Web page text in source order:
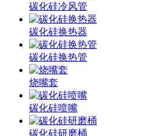
碳化硅冷风管
碳化硅换热器
碳化硅换热管
烧嘴套
碳化硅喷嘴
碳化硅研磨桶